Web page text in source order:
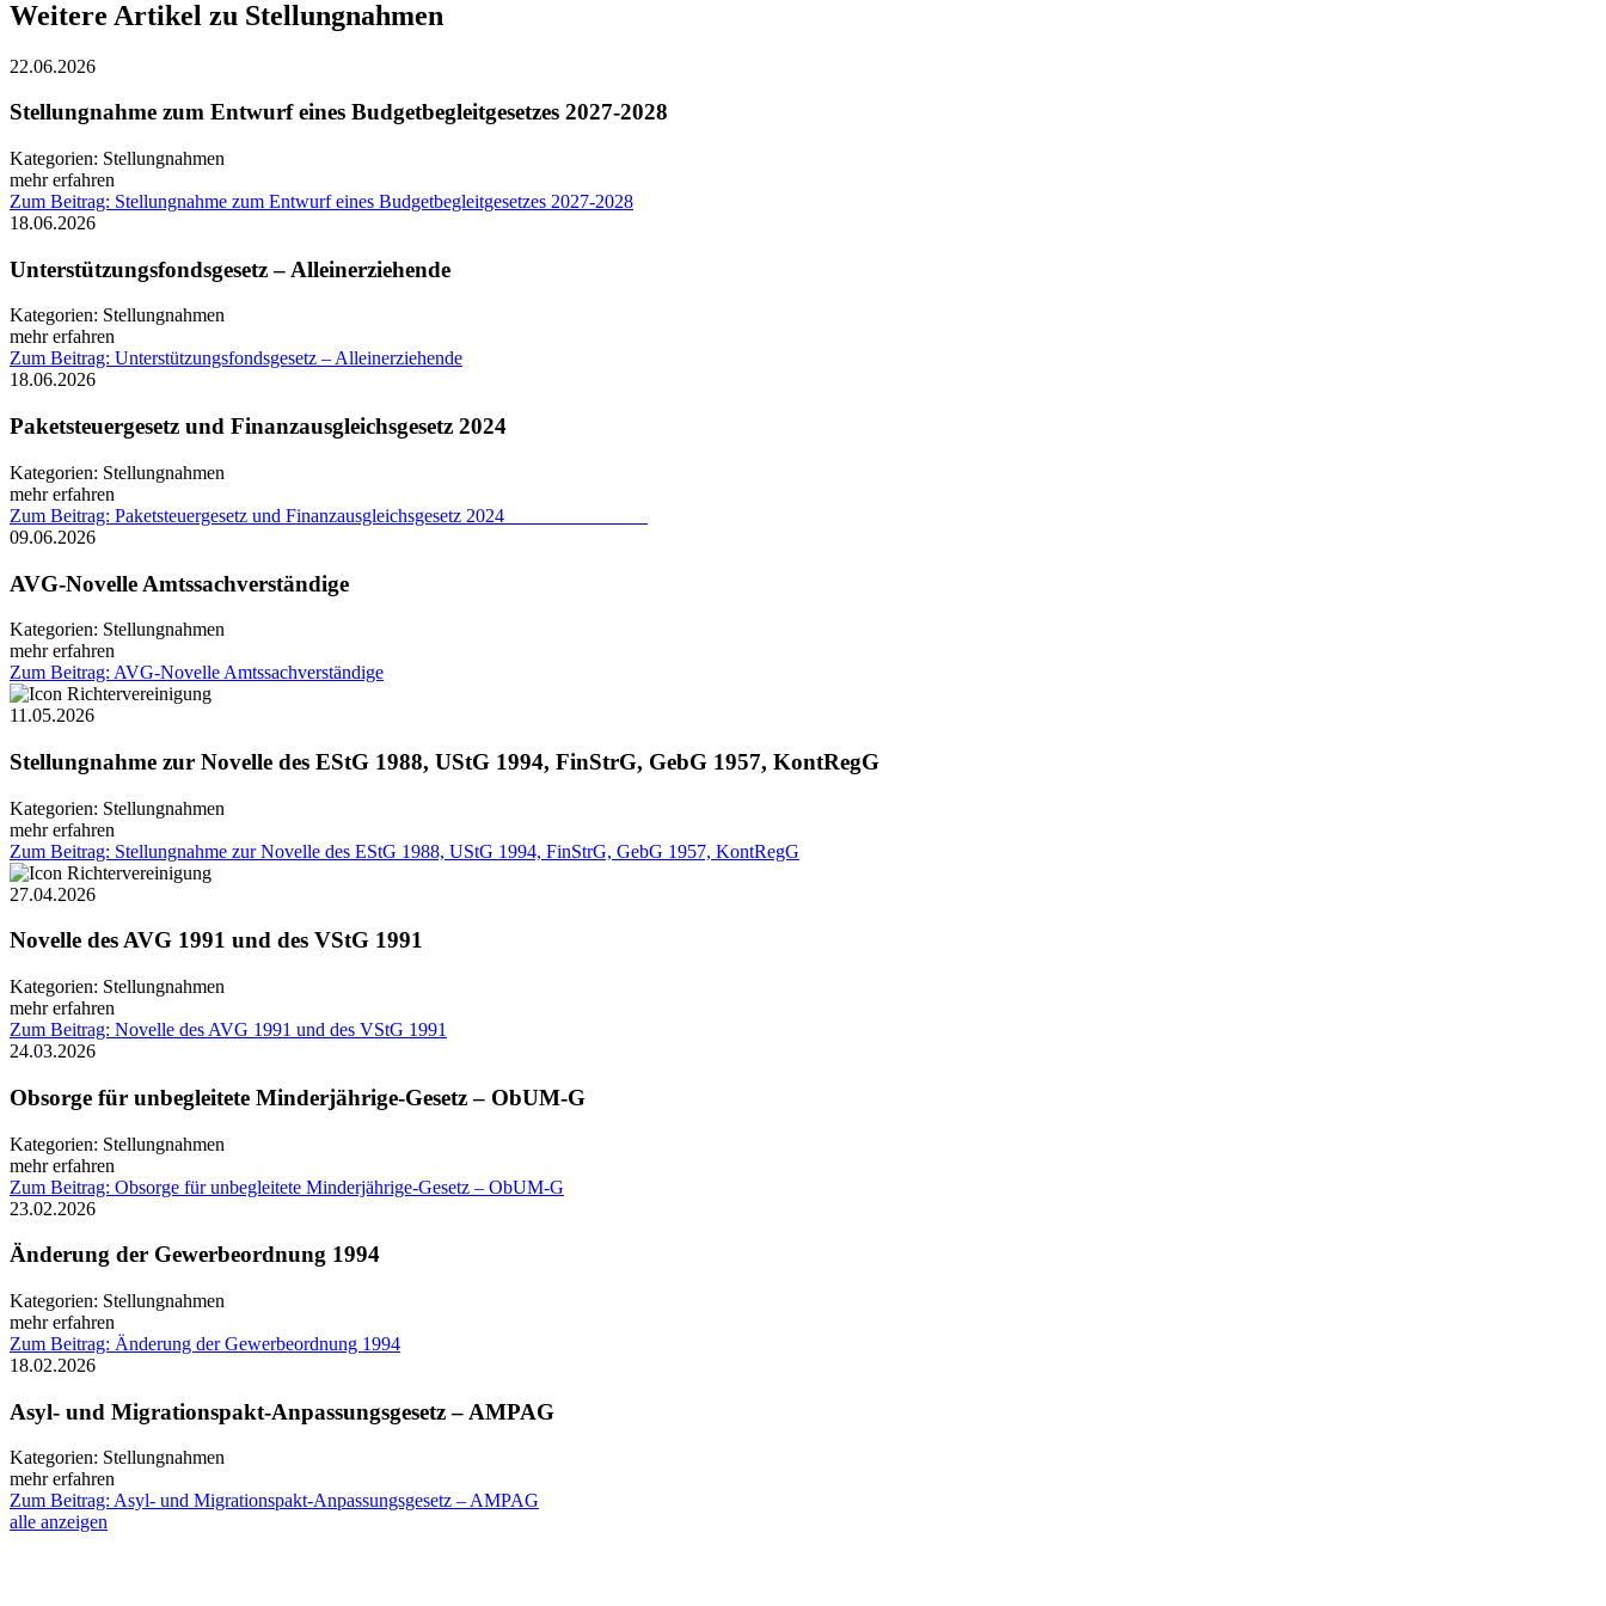
Weitere Artikel zu Stellungnahmen
22.06.2026
Stellungnahme zum Entwurf eines Budgetbegleitgesetzes 2027-2028
Kategorien: Stellungnahmen
mehr erfahren
Zum Beitrag: Stellungnahme zum Entwurf eines Budgetbegleitgesetzes 2027-2028
18.06.2026
Unterstützungsfondsgesetz – Alleinerziehende
Kategorien: Stellungnahmen
mehr erfahren
Zum Beitrag: Unterstützungsfondsgesetz – Alleinerziehende
18.06.2026
Paketsteuergesetz und Finanzausgleichsgesetz 2024
Kategorien: Stellungnahmen
mehr erfahren
Zum Beitrag: Paketsteuergesetz und Finanzausgleichsgesetz 2024
09.06.2026
AVG-Novelle Amtssachverständige
Kategorien: Stellungnahmen
mehr erfahren
Zum Beitrag: AVG-Novelle Amtssachverständige
11.05.2026
Stellungnahme zur Novelle des EStG 1988, UStG 1994, FinStrG, GebG 1957, KontRegG
Kategorien: Stellungnahmen
mehr erfahren
Zum Beitrag: Stellungnahme zur Novelle des EStG 1988, UStG 1994, FinStrG, GebG 1957, KontRegG
27.04.2026
Novelle des AVG 1991 und des VStG 1991
Kategorien: Stellungnahmen
mehr erfahren
Zum Beitrag: Novelle des AVG 1991 und des VStG 1991
24.03.2026
Obsorge für unbegleitete Minderjährige-Gesetz – ObUM-G
Kategorien: Stellungnahmen
mehr erfahren
Zum Beitrag: Obsorge für unbegleitete Minderjährige-Gesetz – ObUM-G
23.02.2026
Änderung der Gewerbeordnung 1994
Kategorien: Stellungnahmen
mehr erfahren
Zum Beitrag: Änderung der Gewerbeordnung 1994
18.02.2026
Asyl- und Migrationspakt-Anpassungsgesetz – AMPAG
Kategorien: Stellungnahmen
mehr erfahren
Zum Beitrag: Asyl- und Migrationspakt-Anpassungsgesetz – AMPAG
alle anzeigen